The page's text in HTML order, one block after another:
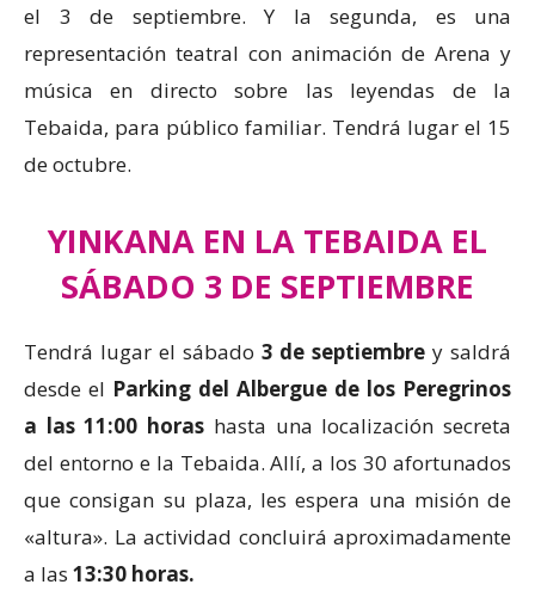
el 3 de septiembre. Y la segunda, es una
representación teatral con animación de Arena y
música en directo sobre las leyendas de la
Tebaida, para público familiar. Tendrá lugar el 15
de octubre.
YINKANA EN LA TEBAIDA EL
SÁBADO 3 DE SEPTIEMBRE
Tendrá lugar el sábado 3 de septiembre y saldrá
desde el Parking del Albergue de los Peregrinos
a las 11:00 horas hasta una localización secreta
del entorno e la Tebaida. Allí, a los 30 afortunados
que consigan su plaza, les espera una misión de
«altura». La actividad concluirá aproximadamente
a las 13:30 horas.